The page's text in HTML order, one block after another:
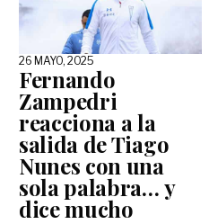
26 MAYO, 2025
Fernando
Zampedri
reacciona a la
salida de Tiago
Nunes con una
sola palabra… y
dice mucho